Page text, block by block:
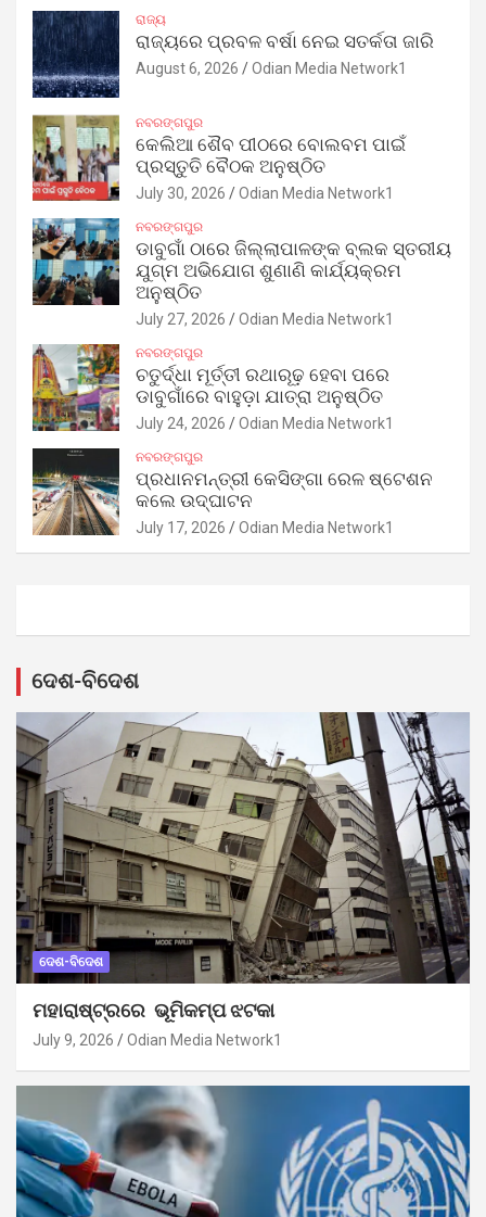
ରାଜ୍ୟ
ରାଜ୍ୟରେ ପ୍ରବଳ ବର୍ଷା ନେଇ ସତର୍କତା ଜାରି
August 6, 2026 Odian Media Network1
ନବରଙ୍ଗପୁର
କେଲିଆ ଶୈବ ପୀଠରେ ବୋଲବମ ପାଇଁ
ପ୍ରସ୍ତୁତି ବୈଠକ ଅନୁଷ୍ଠିତ
July 30, 2026 Odian Media Network1
ନବରଙ୍ଗପୁର
ଡାବୁଗାଁ ଠାରେ ଜିଲ୍ଲାପାଳଙ୍କ ବ୍ଲକ ସ୍ତରୀୟ
ଯୁଗ୍ମ ଅଭିଯୋଗ ଶୁଣାଣି କାର୍ଯ୍ୟକ୍ରମ
ଅନୁଷ୍ଠିତ
July 27, 2026 Odian Media Network1
ନବରଙ୍ଗପୁର
ଚତୁର୍ଦ୍ଧା ମୂର୍ତ୍ତୀ ରଥାରୂଢ଼ ହେବା ପରେ
ଡାବୁଗାଁରେ ବାହୁଡ଼ା ଯାତ୍ରା ଅନୁଷ୍ଠିତ
July 24, 2026 Odian Media Network1
ନବରଙ୍ଗପୁର
ପ୍ରଧାନମନ୍ତ୍ରୀ କେସିଙ୍ଗା ରେଳ ଷ୍ଟେଶନ
କଲେ ଉଦ୍‌ଘାଟନ
July 17, 2026 Odian Media Network1
ଦେଶ-ବିଦେଶ
ଦେଶ-ବିଦେଶ
ମହାରାଷ୍ଟ୍ରରେ ଭୂମିକମ୍ପ ଝଟକା
July 9, 2026 Odian Media Network1